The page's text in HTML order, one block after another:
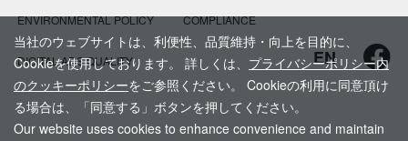
ENVIRONMENTAL POLICY COMPLIANCE
DIGITAL ADS QUALITY EN
当社のウェブサイトは、利便性、品質維持・向上を目的に、
Cookieを使用しております。 詳しくは、 プライバシーポリシー内
のクッキーポリシーをご参照ください。 Cookieの利用に同意頂け
る場合は、「同意する」ボタンを押してください。
Our website uses cookies to enhance convenience and maintain